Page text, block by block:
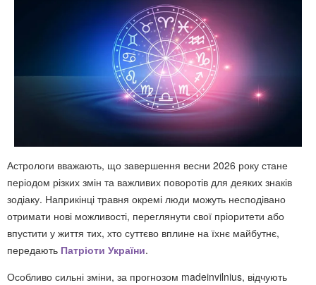
Астрологи вважають, що завершення весни 2026 року стане
періодом різких змін та важливих поворотів для деяких знаків
зодіаку. Наприкінці травня окремі люди можуть несподівано
отримати нові можливості, переглянути свої пріоритети або
впустити у життя тих, хто суттєво вплине на їхнє майбутнє,
передають Патріоти України.
Особливо сильні зміни, за прогнозом madeinvilnius, відчують